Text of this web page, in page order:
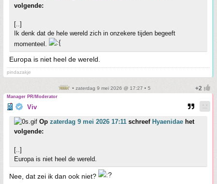
volgende:
[..]
Ik denk dat de hele wereld zich in onzekere tijden begeeft
momenteel.
Europa is niet heel de wereld.
pindazakje
• zaterdag 9 mei 2026 @ 17:27 • 5
Manager PR/Moderator
Viv
Op zaterdag 9 mei 2026 17:11 schreef Hyaenidae het
volgende:
[..]
Europa is niet heel de wereld.
Nee, dat zei ik dan ook niet?